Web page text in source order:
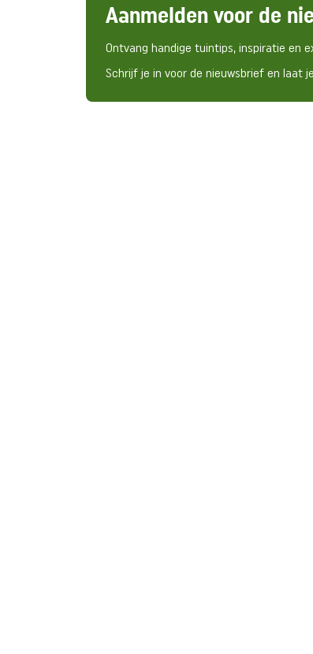
Aanmelden voor de
Ontvang handige tuintips, inspiratie en
Schrijf je in voor de nieuwsbrief en laat